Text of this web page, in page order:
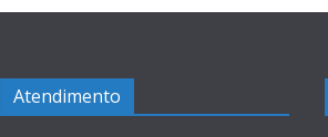
Atendimento